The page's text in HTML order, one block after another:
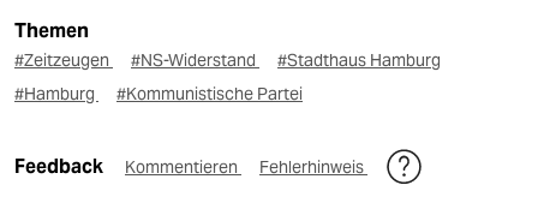
Themen
#Zeitzeugen #NS-Widerstand
#Stadthaus Hamburg
#Hamburg
#Kommunistische Partei
Feedback Kommentieren Fehlerhinweis